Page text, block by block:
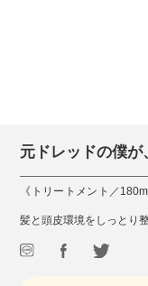
元ドレッドの僕
《トリートメント／
髪と頭皮環境をしっとり